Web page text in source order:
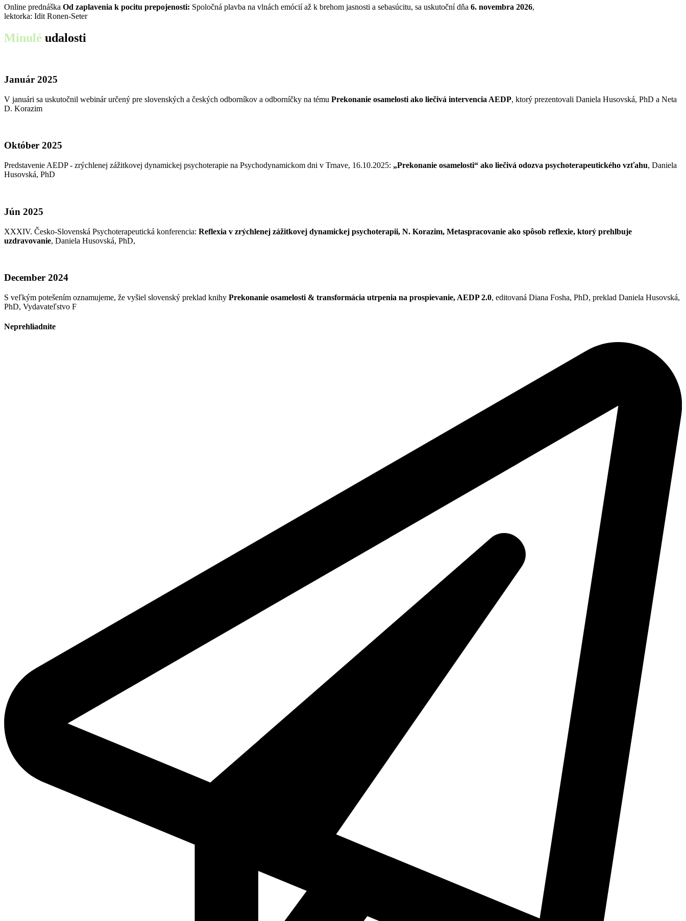
Online prednáška Od zaplavenia k pocitu prepojenosti: Spoločná plavba na vlnách emócií až k brehom jasnosti a sebasúcitu, sa uskutoční dňa 6. novembra 2026,
lektorka: Idit Ronen-Seter
Minulé udalosti
Január 2025
V januári sa uskutočnil webinár určený pre slovenských a českých odborníkov a odborníčky na tému Prekonanie osamelosti ako liečivá intervencia AEDP, ktorý prezentovali Daniela Husovská, PhD a Neta
D. Korazim
Október 2025
Predstavenie AEDP - zrýchlenej zážitkovej dynamickej psychoterapie na Psychodynamickom dni v Trnave, 16.10.2025: „Prekonanie osamelosti“ ako liečivá odozva psychoterapeutického vzťahu, Daniela
Husovská, PhD
Jún 2025
XXXIV. Česko-Slovenská Psychoterapeutická konferencia: Reflexia v zrýchlenej zážitkovej dynamickej psychoterapii, N. Korazim, Metaspracovanie ako spôsob reflexie, ktorý prehlbuje
uzdravovanie, Daniela Husovská, PhD,
December 2024
S veľkým potešením oznamujeme, že vyšiel slovenský preklad knihy Prekonanie osamelosti & transformácia utrpenia na prospievanie, AEDP 2.0, editovaná Diana Fosha, PhD, preklad Daniela Husovská,
PhD, Vydavateľstvo F
Neprehliadnite